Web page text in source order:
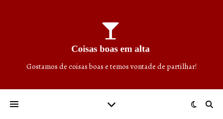
Gostamos de coisas boas e temos vontade de partilhar!